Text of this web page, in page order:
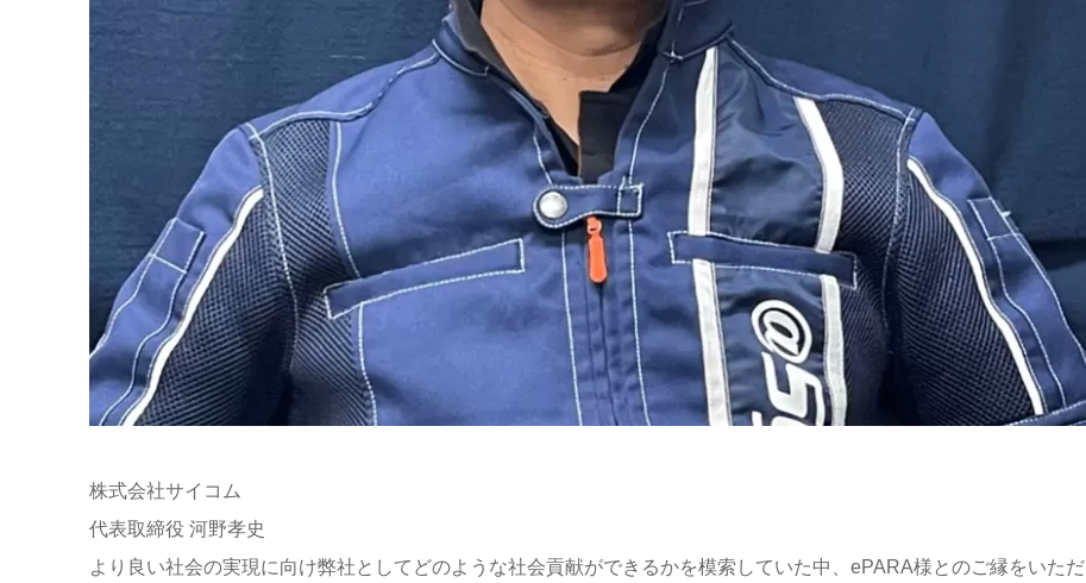
株式会社サイコム
代表取締役 河野孝史
より良い社会の実現に向け弊社としてどのような社会貢献ができるかを模索していた中、ePARA様とのご縁をいただ